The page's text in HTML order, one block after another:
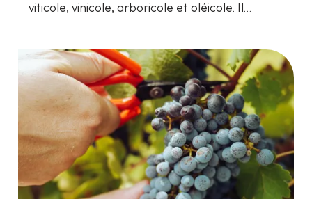
viticole, vinicole, arboricole et oléicole. Il…